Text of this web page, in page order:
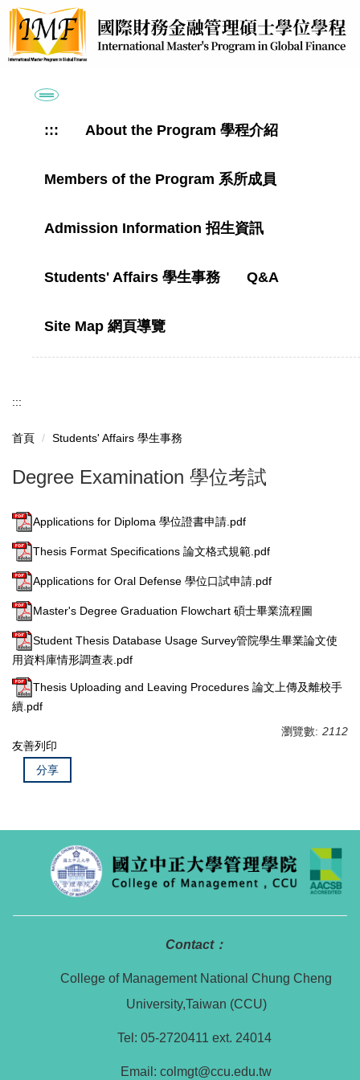
跳
到
主
要
::: About the Program 學程介紹
Members of the Program 系所成員
Admission Information 招生資訊
Students' Affairs 學生事務 Q&A
Site Map 網頁導覽
:::
首頁 Students' Affairs 學生事務
Degree Examination 學位考試
Applications for Diploma 學位證書申請.pdf
Thesis Format Specifications 論文格式規範.pdf
Applications for Oral Defense 學位口試申請.pdf
Master's Degree Graduation Flowchart 碩士畢業流程圖
Student Thesis Database Usage Survey管院學生畢業論文使
用資料庫情形調查表.pdf
Thesis Uploading and Leaving Procedures 論文上傳及離校手
續.pdf
瀏覽數: 2112
友善列印
分享
Contact：
College of Management National Chung Cheng
University,Taiwan (CCU)
Tel: 05-2720411 ext. 24014
Email: colmgt@ccu.edu.tw